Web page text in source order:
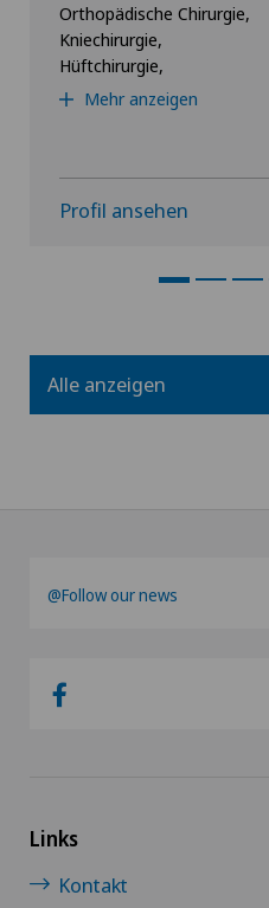
Orthopädische Chirurgie,
Kniechirurgie,
Hüftchirurgie,
Mehr anzeigen
Profil ansehen
Alle anzeigen
@Follow our news
Links
Kontakt